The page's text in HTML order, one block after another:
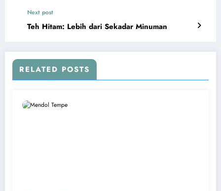
Next post
Teh Hitam: Lebih dari Sekadar Minuman
RELATED POSTS